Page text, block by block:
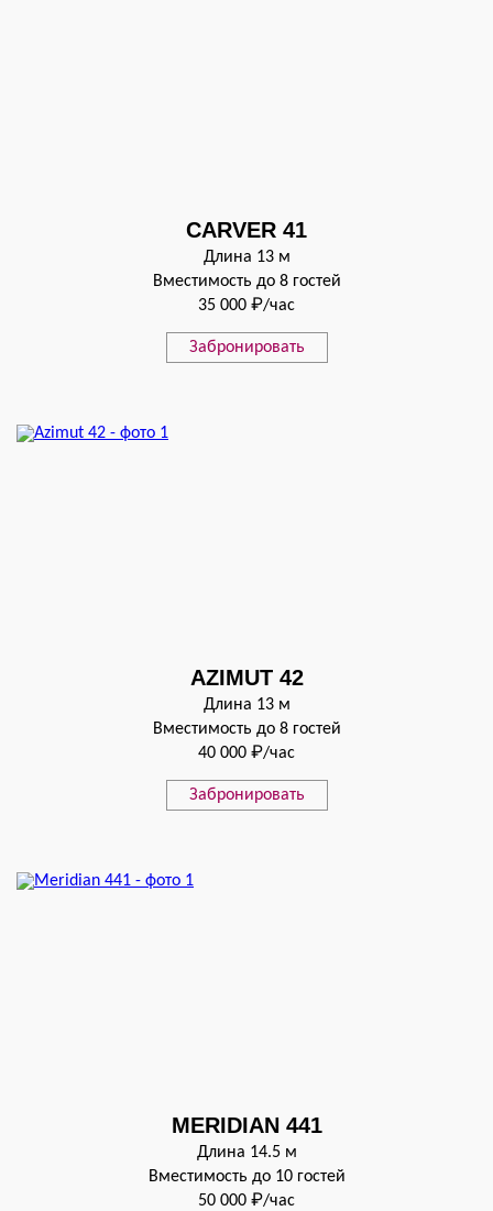
CARVER 41
Длина 13 м
Вместимость до 8 гостей
35 000 ₽/час
Забронировать
AZIMUT 42
Длина 13 м
Вместимость до 8 гостей
40 000 ₽/час
Забронировать
MERIDIAN 441
Длина 14.5 м
Вместимость до 10 гостей
50 000 ₽/час